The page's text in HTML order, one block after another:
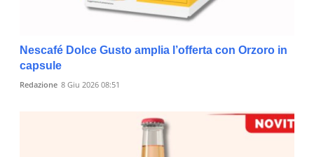
Nescafé Dolce Gusto amplia l’offerta con Orzoro in
capsule
Redazione 8 Giu 2026 08:51